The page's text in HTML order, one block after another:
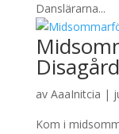
Danslärarna...
av AaaInitcia |
Kom i